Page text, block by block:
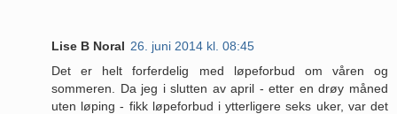
Lise B Noral 26. juni 2014 kl. 08:45
Det er helt forferdelig med løpeforbud om våren og
sommeren. Da jeg i slutten av april - etter en drøy måned
uten løping - fikk løpeforbud i ytterligere seks uker, var det